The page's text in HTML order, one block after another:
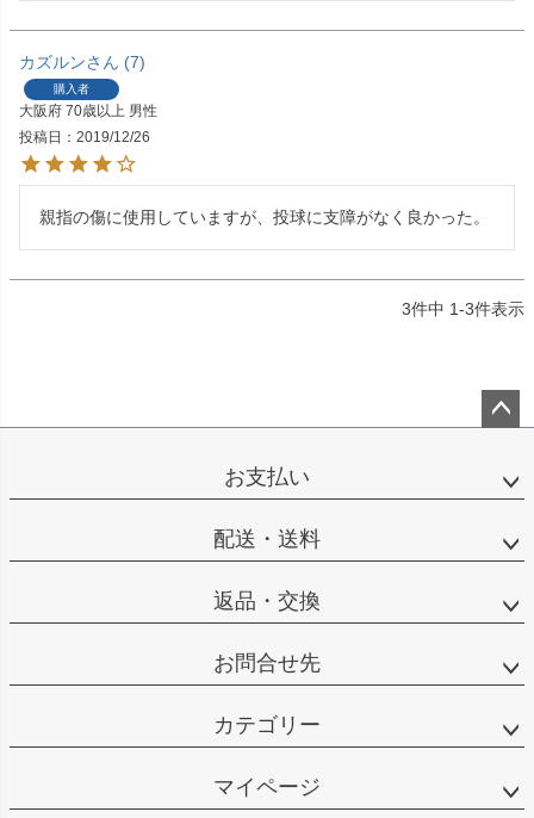
カズルン 7
購入者
大阪府 70歳以上 男性
投稿日
2019/12/26
親指の傷に使用していますが、投球に支障がなく良かった。
3件中 1-3件表示
ップ
お支払い
配送・送料
返品・交換
お問合せ先
カテゴリー
マイページ